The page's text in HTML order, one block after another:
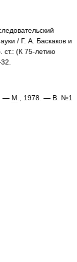
/ Г. А. Баскаков и
ст.: (К 75-летию
— М ., 1978. — В. №1